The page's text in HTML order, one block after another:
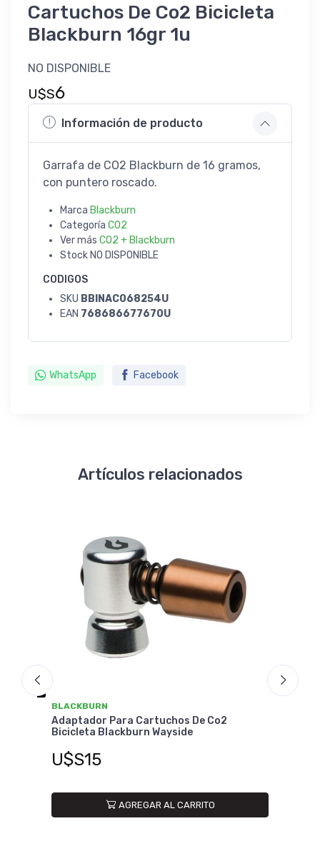
Cartuchos De Co2 Bicicleta
Blackburn 16gr 1u
NO DISPONIBLE
U$S6
Información de producto
Garrafa de CO2 Blackburn de 16 gramos,
con puntero roscado.
Marca Blackburn
Categoría CO2
Ver más CO2 + Blackburn
Stock NO DISPONIBLE
CODIGOS
SKU BBINAC068254U
EAN 768686677670U
WhatsApp Facebook
Artículos relacionados
Cartuchos De Co2
Wayside
NO
Adaptador Para Cartuchos
Bicicleta Blackburn Wayside